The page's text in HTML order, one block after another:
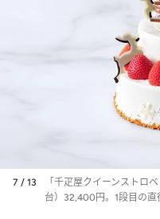
7 / 13
「千疋屋クイーンストロ
台）32,400円。1段目の直